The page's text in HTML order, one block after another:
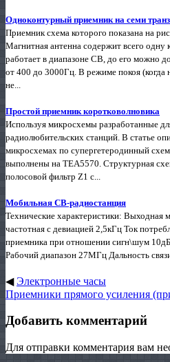
Одноконтурный приемник на семи
Приемник схема которого показана на
Магнитная антенна содержит всего
работает в диапазоне СВ, до его можно
от 400 до 3000Гц. В режиме покоя (когда
не...
Простой приемник коротковолновика
Используя микросхемы разработанные
радиолюбительских станций. В статье
микросхемах по супергетеродинный
выполнены на ТЕА5570. Структурная
полосовой фильтр Z1 с...
Мобильная СВ-радиостанция
Технические характеристики:
частотная с девиацией 2,5кГц Ток
приемника при отношении сигн\шум
Рабочий диапазон 27МГц Дальность
◀Электронные часы
Приемники прямого усиления
Добавить комментарий
Для отправки комментария вам